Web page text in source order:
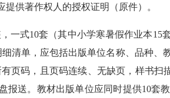
供著作权人的授权证明（原件）。
式10套（其中小学寒暑假作业本15
清单，应包括出版单位名称、品种、
页码，且页码连续、无缺页，样书扫
送。教材出版单位应同时提供10套